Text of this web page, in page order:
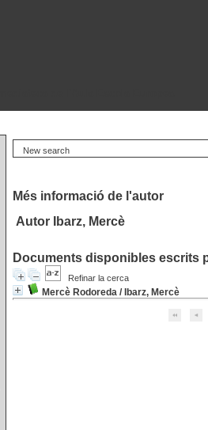
New search
Més informació de l'autor
Autor Ibarz, Mercè
Documents disponibles escrits
Refinar la cerca
Mercè Rodoreda / Ibarz, Mercè